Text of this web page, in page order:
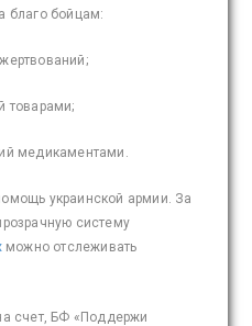
благо бойцам:
товарами;
медикаментами.
украинской армии. За
систему
можно отслеживать
счет, БФ «Поддержи